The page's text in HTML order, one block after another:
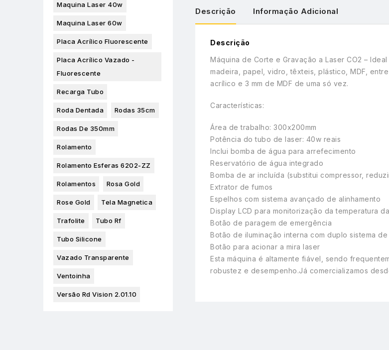
Descrição Informação Adicional
Descrição
Máquina de Corte e Gravação a Laser CO2 –
madeira, papel, vidro, têxteis, plástico, MDF,
acrílico e 3 mm de MDF de uma só vez.
Características:
Área de trabalho: 300x200mm
Potência do tubo de laser: 40w reais
Inclui bomba de água para arrefecimento
Reservatório de água integrado
Bomba de ar incluída (substitui compressor,
Extrator de fumos
Espelhos com sistema avançado de alinhamento
Display LCD para monitorização da temperatura
Botão de paragem de emergência
Botão de iluminação interna com duplo sistema de
Botão para acionar a mira laser
Esta máquina é altamente fiável, sendo
robustez e desempenho.Já comercializamos
Maquina Laser 40w
Maquina Laser 60w
Placa Acrílico Fluorescente
Placa Acrílico Vazado -
Fluorescente
Recarga Tubo
Roda Dentada Rodas 35cm
Rodas De 350mm
Rolamento
Rolamento Esferas 6202-ZZ
Rolamentos Rosa Gold
Rose Gold Tela Magnetica
Trafolite Tubo Rf
Tubo Silicone
Vazado Transparente
Ventoinha
Versão Rd Vision 2.01.10